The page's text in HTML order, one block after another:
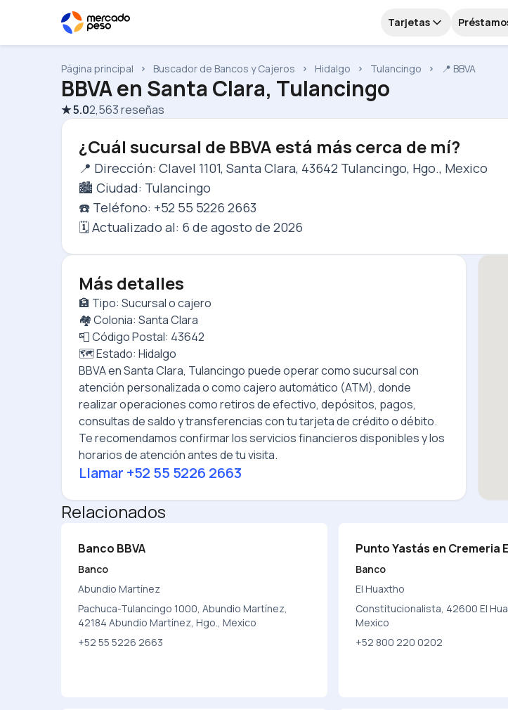
Tarjetas
Página principal Buscador de Bancos y Cajeros Hidalgo Tulancingo 📍 BBVA
BBVAen Santa Clara, Tulancingo
★5.02,563reseñas
¿Cuál sucursal de BBVA está más cerca de mí?
📍 Dirección: Clavel 1101, Santa Clara, 43642 Tulancingo, Hgo., Mexico
🏙️ Ciudad: Tulancingo
☎️ Teléfono: +52 55 5226 2663
🗓️ Actualizado al: 6 de agosto de 2026
Más detalles
🏦 Tipo: Sucursal o cajero
🏘️ Colonia: Santa Clara
📮 Código Postal: 43642
🗺️ Estado: Hidalgo
BBVAenSanta Clara, Tulancingo puede operar como sucursal con
atención personalizada o como cajero automático (ATM), donde
realizar operaciones como retiros de efectivo, depósitos, pagos,
consultas de saldo y transferencias con tu tarjeta de crédito o débito.
Te recomendamos confirmar los servicios financieros disponibles y los
horarios de atención antes de tu visita.
Llamar +52 55 5226 2663
Relacionados
Banco BBVA
Banco
Abundio Martínez
Pachuca-Tulancingo 1000, Abundio Martínez,
42184 Abundio Martínez, Hgo., Mexico
+52 55 5226 2663
Punto Yastás en Cremeria
Banco
El Huaxtho
Constitucionalista, 42600 El
Mexico
+52 800 220 0202